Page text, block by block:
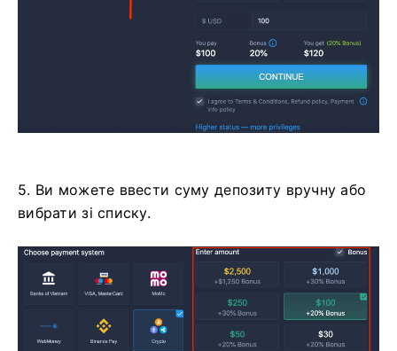
5. Ви можете ввести суму депозиту вручну або
вибрати зі списку.